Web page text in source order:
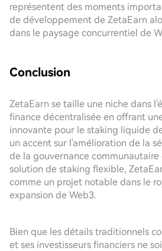
représentent des moments
de développement de ZetaEarn
dans le paysage concurrentiel de
Conclusion
ZetaEarn se taille une niche dans
finance décentralisée en offrant
innovante pour le staking liquide
un accent sur l'amélioration de la
de la gouvernance
solution de staking flexible,
comme un projet notable dans le
expansion de Web3.
Bien que les détails traditionnels
et ses investisseurs financiers ne